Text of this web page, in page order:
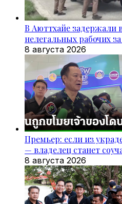
В Аюттхайе задержали
нелегальных рабочих
8 августа 2026
Премьер: если из
— владелец станет
8 августа 2026